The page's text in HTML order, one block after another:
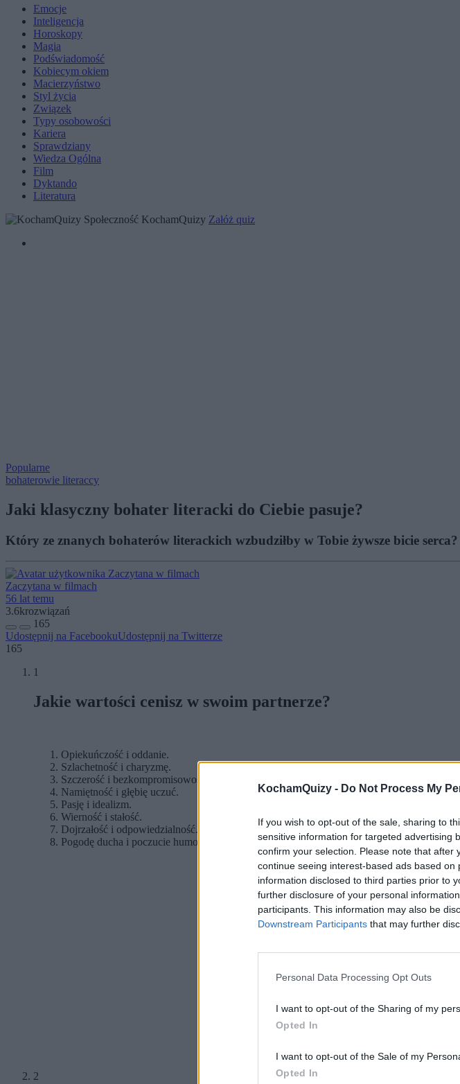
KochamQuizy - Do Not Process My
If you wish to opt-out of the sale, sharing to
sensitive information for targeted advertising
confirm your selection. Please note that
continue seeing interest-based ads based
information disclosed to third parties prior to
further disclosure of your personal
participants. This information may also be
Downstream Participants that may further
Personal Data Processing Opt Outs
I want to opt-out of the Sharing of my
Opted In
I want to opt-out of the Sale of my
Opted In
Emocje
Inteligencja
Horoskopy
Magia
Podświadomość
Kobiecym okiem
Macierzyństwo
Styl życia
Związek
Typy osobowości
Kariera
Sprawdziany
Wiedza Ogólna
Film
Dyktando
Literatura
Społeczność KochamQuizy Załóż quiz
Popularne
bohaterowie literaccy
Jaki klasyczny bohater literacki do Ciebie pasuje?
Który ze znanych bohaterów literackich wzbudziłby w Tobie żywsze bicie
Zaczytana w filmach
56 lat temu
3.6krozwiązań
165
Udostępnij na FacebookuUdostępnij na Twitterze
165
1
Jakie wartości cenisz w swoim partnerze?
Opiekuńczość i oddanie.
Szlachetność i charyzmę.
Szczerość i bezkompromisowość.
Namiętność i głębię uczuć.
Pasję i idealizm.
Wierność i stałość.
Dojrzałość i odpowiedzialność.
Pogodę ducha i poczucie humoru.
2